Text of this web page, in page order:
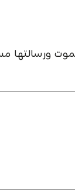
ورسالتها